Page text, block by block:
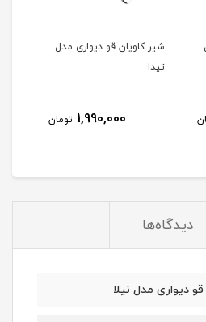
شیر کاویان قو دیواری مدل
تیدا
1,990,000 تومان
دیدگاه‌ها
دیواری مدل نیلا